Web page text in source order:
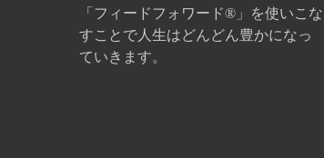
「フィードフォワード®」を使いこな
すことで人生はどんどん豊かになっ
ていきます。